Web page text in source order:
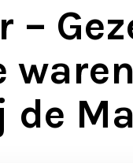
–
de